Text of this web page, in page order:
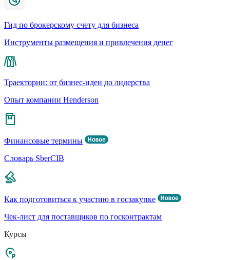
Гид по брокерскому счету для бизнеса
Инструменты размещения и привлечения денег
Траектории: от бизнес-идеи до лидерства
Опыт компании Henderson
Финансовые термины
Словарь SberCIB
Как подготовиться к участию в госзакупке
Чек-лист для поставщиков по госконтрактам
Курсы